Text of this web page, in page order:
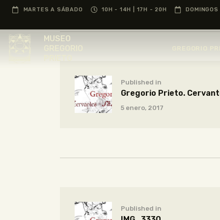
MARTES A SÁBADO 10H - 14H | 17H - 20H
MUSEO
Published in
Gregorio Prieto.
5 enero, 2017
Published in